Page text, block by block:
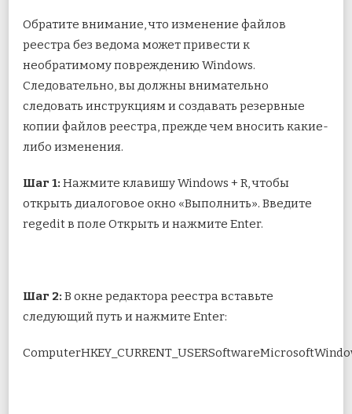
Обратите внимание, что изменение файлов
реестра без ведома может привести к
необратимому повреждению Windows.
Следовательно, вы должны внимательно
следовать инструкциям и создавать резервные
копии файлов реестра, прежде чем вносить какие-
либо изменения.
Шаг 1: Нажмите клавишу Windows + R, чтобы
открыть диалоговое окно «Выполнить». Введите
regedit в поле Открыть и нажмите Enter.
Шаг 2: В окне редактора реестра вставьте
следующий путь и нажмите Enter: